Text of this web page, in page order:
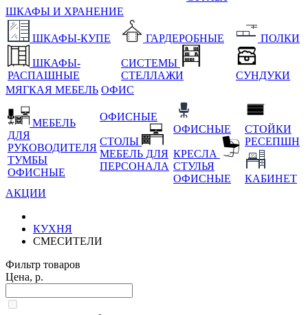
ШКАФЫ И ХРАНЕНИЕ
ШКАФЫ-КУПЕ
ШКАФЫ-
РАСПАШНЫЕ
ГАРДЕРОБНЫЕ
СИСТЕМЫ
СТЕЛЛАЖИ
ПОЛКИ
СУНДУКИ
МЯГКАЯ МЕБЕЛЬ ОФИС
МЕБЕЛЬ
ДЛЯ
РУКОВОДИТЕЛЯ
ТУМБЫ
ОФИСНЫЕ
ОФИСНЫЕ
СТОЛЫ
МЕБЕЛЬ ДЛЯ
ПЕРСОНАЛА
ОФИСНЫЕ
КРЕСЛА
СТУЛЬЯ
ОФИСНЫЕ
СТОЙКИ
РЕСЕПШН
КАБИНЕТ
АКЦИИ
КУХНЯ
СМЕСИТЕЛИ
Фильтр товаров
Цена, р.